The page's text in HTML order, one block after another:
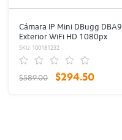
Cámara IP Mini DBugg DBA9
Exterior WiFi HD 1080px
SKU: 100181232
$589.00 $294.50